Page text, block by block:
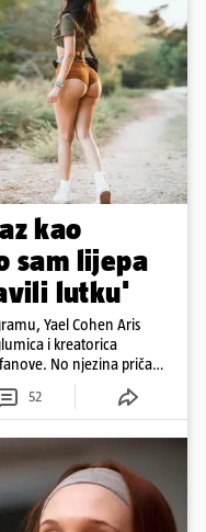
kao
sam lijepa
lutku'
Yael Cohen Aris
i kreatorica
No njezina priča
izazovima
52